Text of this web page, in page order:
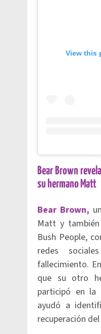
View this
Bear Brown
su hermano Matt
Bear Brown,
Matt y
Bush People,
redes
fallecimiento.
que su otro
participó en la
ayudó a
recuperación